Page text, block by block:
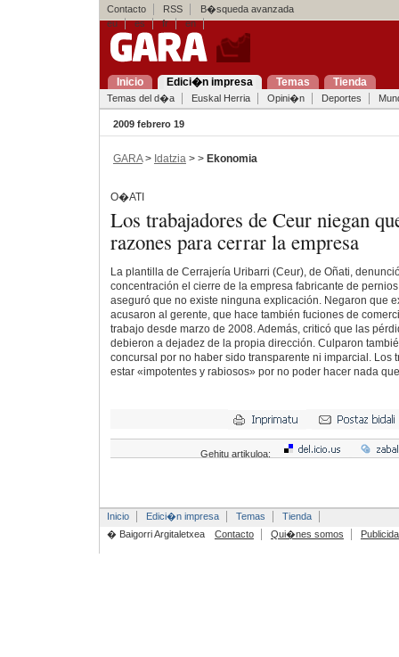
Contacto RSS
B�squeda avanzada
eu
es fr en
Inicio Edici�n impresa Temas Tienda
Temas del d�a Euskal Herria Opini�n Deportes
2009 febrero 19
GARA> Idatzia > > Ekonomia
O�ATI
Los trabajadores de Ceur niegan
razones para cerrar la empresa
La plantilla de Cerrajería Uribarri (Ceur), de Oñati,
concentración el cierre de la empresa fabricante de
aseguró que no existe ninguna explicación. Negaron que
acusaron al gerente, que hace también fuciones de
trabajo desde marzo de 2008. Además, criticó que las
debieron a dejadez de la propia dirección. Culparon
concursal por no haber sido transparente ni imparcial. Los
estar «impotentes y rabiosos» por no poder hacer nada
Gehitu artikuloa:
Inicio Edici�n impresa Temas
Tienda
� Baigorri Argitaletxea
Contacto Qui�nes somos